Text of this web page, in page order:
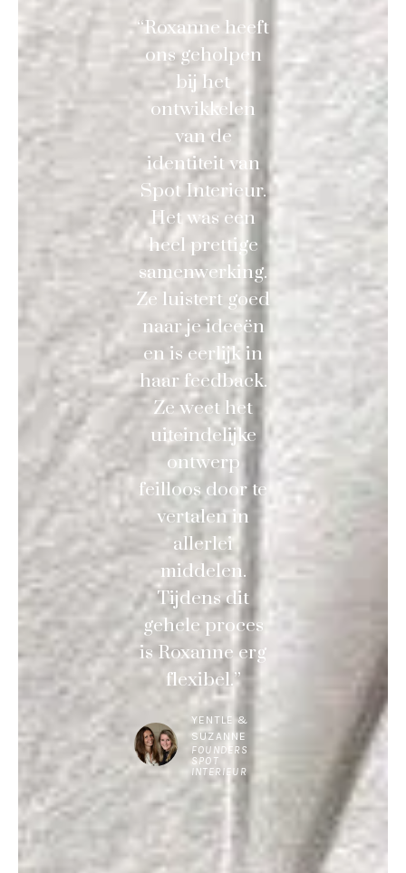
“Roxanne heeft
ons geholpen
bij het
ontwikkelen
van de
identiteit van
Spot Interieur.
Het was een
heel prettige
samenwerking.
Ze luistert goed
naar je ideeën
en is eerlijk in
haar feedback.
Ze weet het
uiteindelijke
ontwerp
feilloos door te
vertalen in
allerlei
middelen.
Tijdens dit
gehele proces
is Roxanne erg
flexibel.”
YENTLE &
SUZANNE
FOUNDERS
SPOT
INTERIEUR